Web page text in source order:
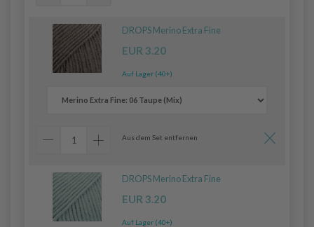
DROPS Merino Extra Fine
EUR 3.20
Auf Lager (40+)
Aus dem Set entfernen
DROPS Merino Extra Fine
EUR 3.20
Auf Lager (40+)